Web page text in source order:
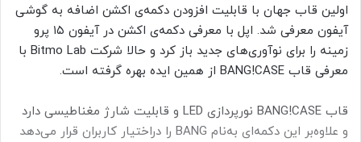
اولین قاب جهان با قابلیت افزودن دکمه‌ی اکشن اضافه به گوشی
آیفون معرفی شد. اپل با معرفی دکمه‌ی اکشن در آیفون ۱۵ پرو
زمینه را برای نوآوری‌های جدید باز کرد و حالا شرکت Bitmo Lab با
معرفی قاب BANG!CASE از همین ایده بهره گرفته است.
قاب BANG!CASE نورپردازی LED و قابلیت شارژ مغناطیسی دارد
و علاوه‌بر این دکمه‌ای به‌نام BANG را دراختیار کاربران قرار می‌دهد